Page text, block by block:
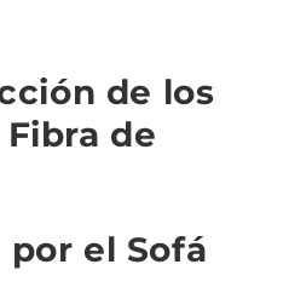
de los
de
el Sofá